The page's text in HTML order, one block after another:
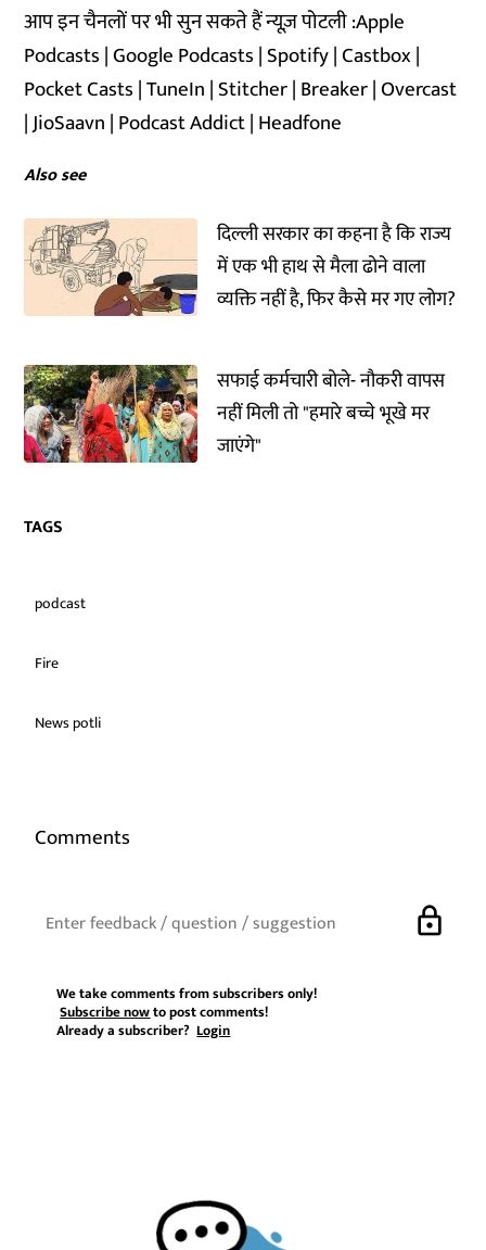
आप इन चैनलों पर भी सुन सकते हैं न्यूज़ पोटली :Apple
Podcasts|Google Podcasts|Spotify|Castbox|
Pocket Casts|TuneIn|Stitcher|Breaker|Overcast
|JioSaavn|Podcast Addict|Headfone
Also see
दिल्ली सरकार का कहना है कि राज्य
में एक भी हाथ से मैला ढोने वाला
व्यक्ति नहीं है, फिर कैसे मर गए लोग?
सफाई कर्मचारी बोले- नौकरी वापस
नहीं मिली तो "हमारे बच्चे भूखे मर
जाएंगे"
TAGS
podcast
Fire
News potli
Comments
lock
We take comments from subscribers only!
Subscribe nowto post comments!
Already a subscriber?Login